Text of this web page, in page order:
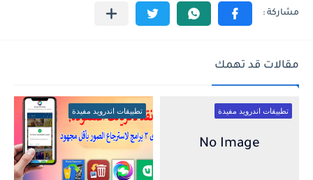
مقالات قد تهمك
تطبيقات اندرويد مفيدة تطبيقات اندرويد مفيدة